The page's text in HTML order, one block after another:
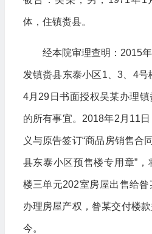
体，住镇赉县。
经本院审理查明：2015
发镇赉县东泰小区1、3、4
4月29日书面授权吴某办理
的所有事宜。2018年2月11
义与原告签订“商品房销售合
县东泰小区预售楼专用章”
楼三单元202室房屋出售给
办理房屋产权，昝某交付楼
今。